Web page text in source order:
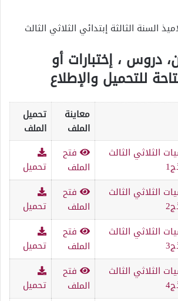
السنة الثالثة إبتدائي الثلاثي الثالث
دروس ، إختبارات أو
للتحميل والإطلاع
معاينة
الملف
تحميل
الملف
الثلاثي الثالث
فتح
الملف
تحميل
الثلاثي الثالث
فتح
الملف
تحميل
الثلاثي الثالث
فتح
الملف
تحميل
الثلاثي الثالث
فتح
الملف
تحميل